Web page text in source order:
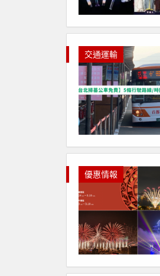
交通運輸
優惠情報